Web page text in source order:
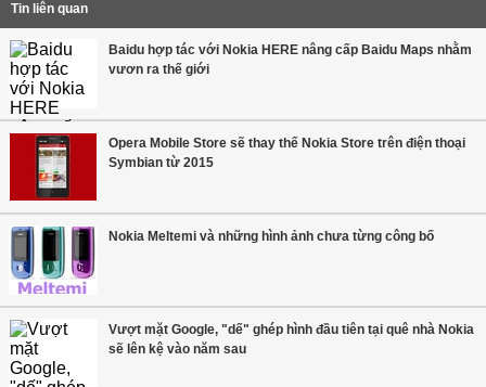
Tin liên quan
Baidu hợp tác với Nokia HERE nâng cấp Baidu Maps nhằm
vươn ra thế giới
Opera Mobile Store sẽ thay thế Nokia Store trên điện thoại
Symbian từ 2015
Nokia Meltemi và những hình ảnh chưa từng công bố
Vượt mặt Google, "dế" ghép hình đầu tiên tại quê nhà Nokia
sẽ lên kệ vào năm sau